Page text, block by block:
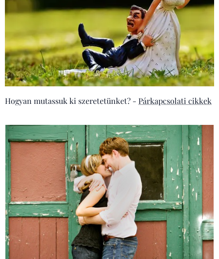
Hogyan mutassuk ki szeretetünket? - Párkapcsolati cikkek